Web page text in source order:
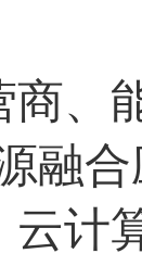
商、
融
云计